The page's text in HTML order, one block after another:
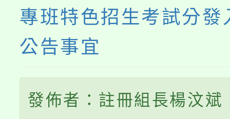
專班特色招生考試分發
公告事宜
發佈者：註冊組長楊汶斌